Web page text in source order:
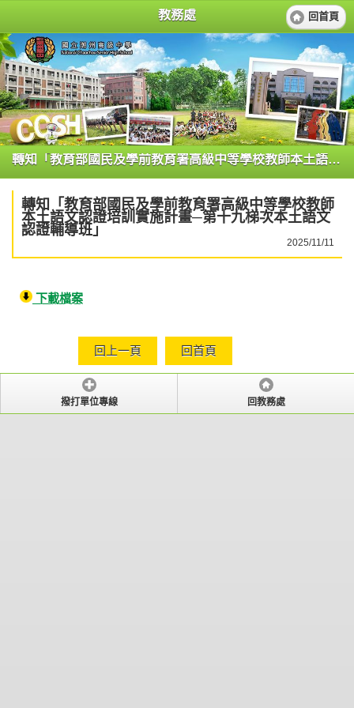
教務處 回首頁
轉知「教育部國民及學前教育署高級中等學校教師本土語文認證培訓實施計畫─第十九梯次本土語文認證輔導班」
轉知「教育部國民及學前教育署高級中等學校教師
本土語文認證培訓實施計畫─第十九梯次本土語文
認證輔導班」
2025/11/11
下載檔案
回上一頁 回首頁
撥打單位專線 回教務處